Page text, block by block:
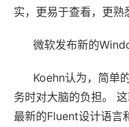
实，更易于查看，更熟
微软发布新的
Koehn认为，简单
务时对大脑的负担。
最新的Fluent设计语言